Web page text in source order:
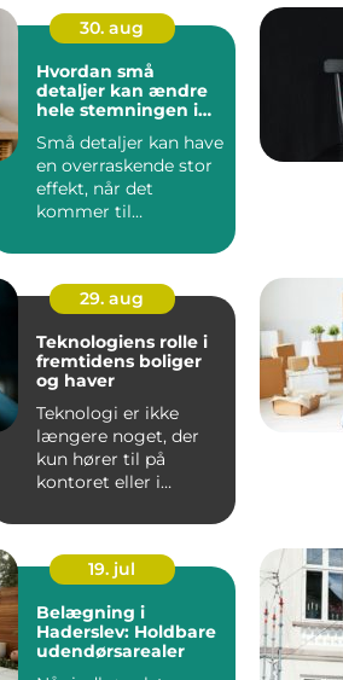
30. aug
Hvordan små
detaljer kan ændre
hele stemningen i
Små detaljer kan have
en overraskende stor
effekt, når det
kommer til
29. aug
Teknologiens rolle i
fremtidens boliger
og haver
Teknologi er ikke
længere noget, der
kun hører til på
kontoret eller i
19. jul
Belægning i
Haderslev: Holdbare
udendørsarealer